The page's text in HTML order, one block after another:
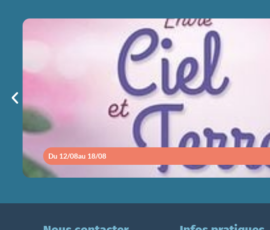
Du 12/08au 18/08
ENTRE CIEL ET